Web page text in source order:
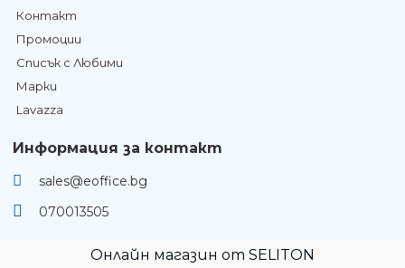
Контакт
Промоции
Списък с Любими
Марки
Lavazza
Информация за контакт
sales@eoffice.bg
070013505
Онлайн магазин от SELITON